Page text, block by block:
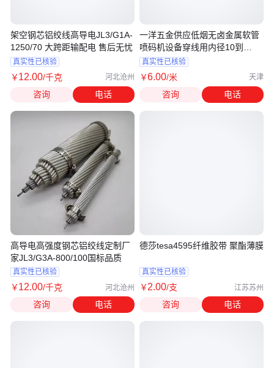
架空钢芯铝绞线高导电JL3/G1A-
1250/70 大跨距输配电 售后无忧
真实性已核验
￥12.00/千克 河北沧州
咨询 电话
高导电高强度钢芯铝绞线定制厂
家JL3/G3A-800/100国标品质
真实性已核验
￥12.00/千克 河北沧州
咨询 电话
一洋五金供应低烟无卤金属软管
喷码机设备穿线用内径10到
100mm
真实性已核验
￥6.00/米 天津
咨询 电话
德莎tesa4595纤维胶带 聚酯薄膜
真实性已核验
￥2.00/支 江苏苏州
咨询 电话